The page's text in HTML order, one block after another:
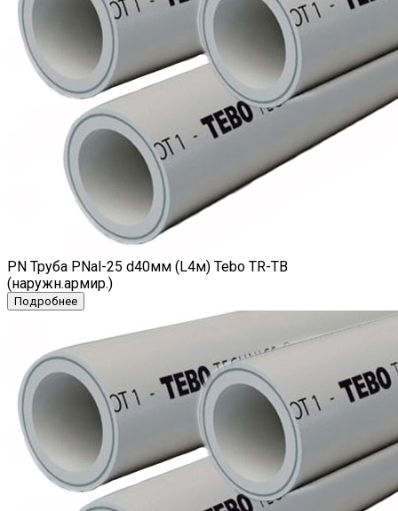
PN Труба PNal-25 d40мм (L4м) Tebo TR-TB
(наружн.армир.)